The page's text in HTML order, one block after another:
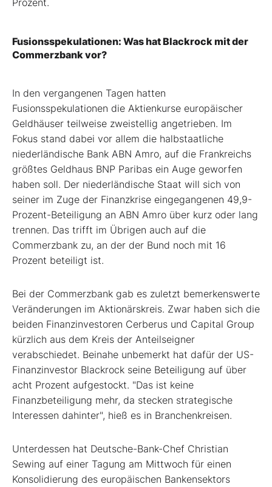
Prozent.
Fusionsspekulationen: Was hat Blackrock mit der
Commerzbank vor?
In den vergangenen Tagen hatten
Fusionsspekulationen die Aktienkurse europäischer
Geldhäuser teilweise zweistellig angetrieben. Im
Fokus stand dabei vor allem die halbstaatliche
niederländische Bank ABN Amro, auf die Frankreichs
größtes Geldhaus BNP Paribas ein Auge geworfen
haben soll. Der niederländische Staat will sich von
seiner im Zuge der Finanzkrise eingegangenen 49,9-
Prozent-Beteiligung an ABN Amro über kurz oder lang
trennen. Das trifft im Übrigen auch auf die
Commerzbank zu, an der der Bund noch mit 16
Prozent beteiligt ist.
Bei der Commerzbank gab es zuletzt bemerkenswerte
Veränderungen im Aktionärskreis. Zwar haben sich die
beiden Finanzinvestoren Cerberus und Capital Group
kürzlich aus dem Kreis der Anteilseigner
verabschiedet. Beinahe unbemerkt hat dafür der US-
Finanzinvestor Blackrock seine Beteiligung auf über
acht Prozent aufgestockt. "Das ist keine
Finanzbeteiligung mehr, da stecken strategische
Interessen dahinter", hieß es in Branchenkreisen.
Unterdessen hat Deutsche-Bank-Chef Christian
Sewing auf einer Tagung am Mittwoch für einen
Konsolidierung des europäischen Bankensektors